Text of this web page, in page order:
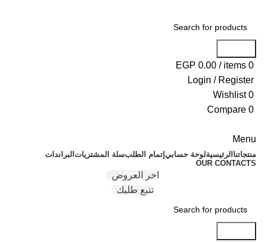
0
items
/
EGP 0.00
Login / Register
0
Wishlist
0
Compare
Menu
منتجاتنا الرئيسيةلوحة حسابي إتمام الطلبسلة المشتريات البراندات
OUR CONTACTS
اخر العروض
تتبع طلبك